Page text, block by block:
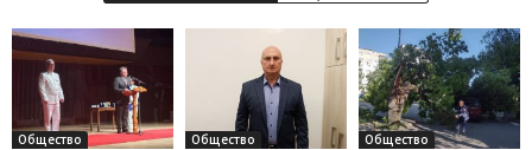
Общество Общество Общество